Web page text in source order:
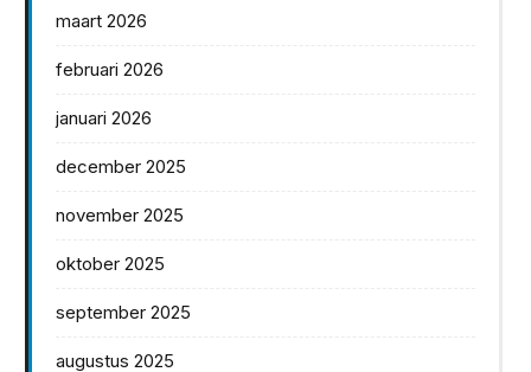
maart 2026
februari 2026
januari 2026
december 2025
november 2025
oktober 2025
september 2025
augustus 2025